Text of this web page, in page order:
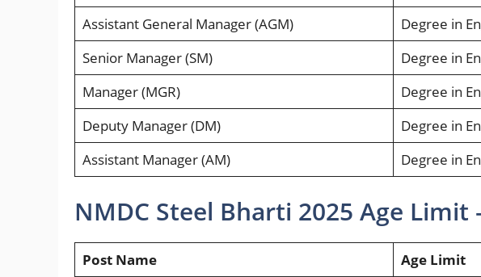
Assistant General Manager (AGM)
Degree in
Senior Manager (SM)
Degree in
Manager (MGR)
Degree in
Deputy Manager (DM)
Degree in
Assistant Manager (AM)
Degree in
NMDC Steel Bharti 2025 Age Limit
Post Name
Age Limit